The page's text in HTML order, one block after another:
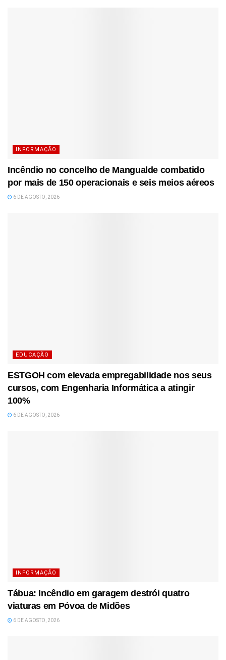
INFORMAÇÃO
Incêndio no concelho de Mangualde combatido
por mais de 150 operacionais e seis meios aéreos
6 DE AGOSTO, 2026
EDUCAÇÃO
ESTGOH com elevada empregabilidade nos seus
cursos, com Engenharia Informática a atingir
100%
6 DE AGOSTO, 2026
INFORMAÇÃO
Tábua: Incêndio em garagem destrói quatro
viaturas em Póvoa de Midões
6 DE AGOSTO, 2026